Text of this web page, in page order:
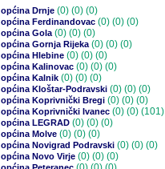
općina Drnje (0) (0) (0)
općina Ferdinandovac (0) (0) (0)
općina Gola(0) (0) (0)
općina Gornja Rijeka(0) (0) (0)
općina Hlebine (0) (0) (0)
općina Kalinovac (0) (0) (0)
općina Kalnik (0) (0) (0)
općina Kloštar-Podravski (0) (0) (0)
općina Koprivnički Bregi (0) (0) (0)
općina Koprivnički Ivanec (0) (0) (101)
općina LEGRAD (0) (0) (0)
općina Molve (0) (0) (0)
općina Novigrad Podravski (0) (0) (0)
općina Novo Virje (0) (0) (0)